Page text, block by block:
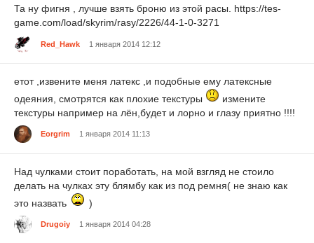
Та ну фигня , лучше взять броню из этой расы. https://tes-
game.com/load/skyrim/rasy/2226/44-1-0-3271
Red_Hawk 1 января 2014 12:12
етот ,извените меня латекс ,и подобные ему латексные
одеяния, смотрятся как плохие текстуры
измените
текстуры например на лён,будет и лорно и глазу приятно !!!!
Eorgrim 1 января 2014 11:13
Над чулками стоит поработать, на мой взгляд не стоило
делать на чулках эту блямбу как из под ремня( не знаю как
это назвать
)
Drugoiy 1 января 2014 04:28